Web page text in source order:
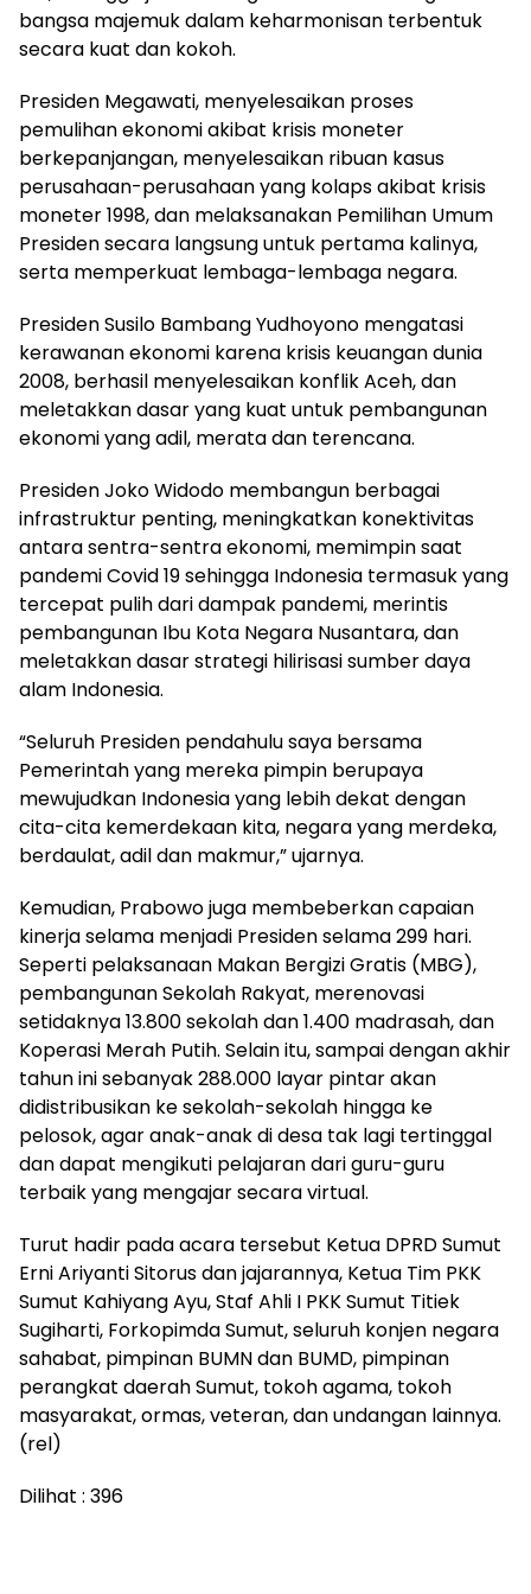
bangsa majemuk dalam keharmonisan terbentuk
secara kuat dan kokoh.
Presiden Megawati, menyelesaikan proses
pemulihan ekonomi akibat krisis moneter
berkepanjangan, menyelesaikan ribuan kasus
perusahaan-perusahaan yang kolaps akibat krisis
moneter 1998, dan melaksanakan Pemilihan Umum
Presiden secara langsung untuk pertama kalinya,
serta memperkuat lembaga-lembaga negara.
Presiden Susilo Bambang Yudhoyono mengatasi
kerawanan ekonomi karena krisis keuangan dunia
2008, berhasil menyelesaikan konflik Aceh, dan
meletakkan dasar yang kuat untuk pembangunan
ekonomi yang adil, merata dan terencana.
Presiden Joko Widodo membangun berbagai
infrastruktur penting, meningkatkan konektivitas
antara sentra-sentra ekonomi, memimpin saat
pandemi Covid 19 sehingga Indonesia termasuk yang
tercepat pulih dari dampak pandemi, merintis
pembangunan Ibu Kota Negara Nusantara, dan
meletakkan dasar strategi hilirisasi sumber daya
alam Indonesia.
“Seluruh Presiden pendahulu saya bersama
Pemerintah yang mereka pimpin berupaya
mewujudkan Indonesia yang lebih dekat dengan
cita-cita kemerdekaan kita, negara yang merdeka,
berdaulat, adil dan makmur,” ujarnya.
Kemudian, Prabowo juga membeberkan capaian
kinerja selama menjadi Presiden selama 299 hari.
Seperti pelaksanaan Makan Bergizi Gratis (MBG),
pembangunan Sekolah Rakyat, merenovasi
setidaknya 13.800 sekolah dan 1.400 madrasah, dan
Koperasi Merah Putih. Selain itu, sampai dengan akhir
tahun ini sebanyak 288.000 layar pintar akan
didistribusikan ke sekolah-sekolah hingga ke
pelosok, agar anak-anak di desa tak lagi tertinggal
dan dapat mengikuti pelajaran dari guru-guru
terbaik yang mengajar secara virtual.
Turut hadir pada acara tersebut Ketua DPRD Sumut
Erni Ariyanti Sitorus dan jajarannya, Ketua Tim PKK
Sumut Kahiyang Ayu, Staf Ahli I PKK Sumut Titiek
Sugiharti, Forkopimda Sumut, seluruh konjen negara
sahabat, pimpinan BUMN dan BUMD, pimpinan
perangkat daerah Sumut, tokoh agama, tokoh
masyarakat, ormas, veteran, dan undangan lainnya.
(rel)
Dilihat : 396